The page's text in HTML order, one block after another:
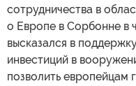
сотрудничества в
о Европе в Сорбонне в
высказался в
инвестиций в
позволить европейцам